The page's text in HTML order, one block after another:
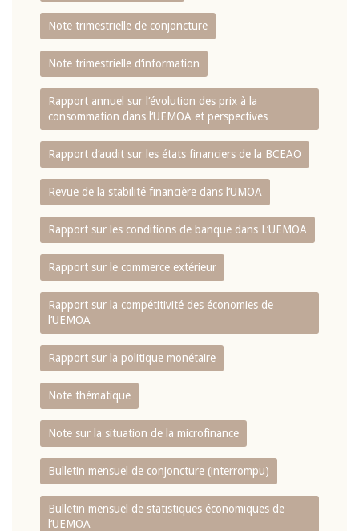
Note trimestrielle de conjoncture
Note trimestrielle d‘information
Rapport annuel sur l‘évolution des prix à la
consommation dans l‘UEMOA et perspectives
Rapport d‘audit sur les états financiers de la BCEAO
Revue de la stabilité financière dans l‘UMOA
Rapport sur les conditions de banque dans L‘UEMOA
Rapport sur le commerce extérieur
Rapport sur la compétitivité des économies de
l‘UEMOA
Rapport sur la politique monétaire
Note thématique
Note sur la situation de la microfinance
Bulletin mensuel de conjoncture (interrompu)
Bulletin mensuel de statistiques économiques de
l‘UEMOA